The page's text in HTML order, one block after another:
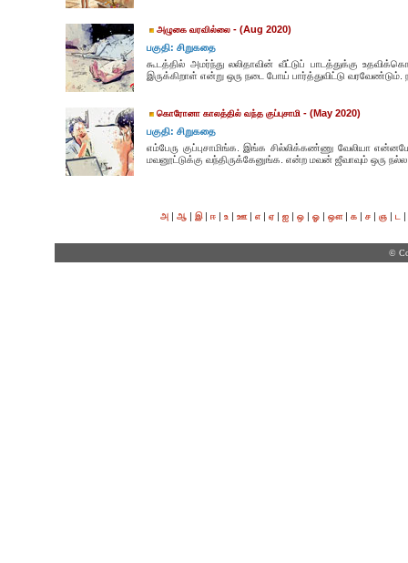
அழுகை வரவில்லை - (Aug 2020)
பகுதி: சிறுகதை
கூடத்தில் அமர்ந்து லலிதாவின் வீட்டுப் பாடத்துக்கு
இருக்கிறாள் என்று ஒரு நடை போய் பார்த்துவிட்டு
கொரோனா காலத்தில் வந்த குப்புசாமி - (May 2020)
பகுதி: சிறுகதை
எம்பேரு குப்புசாமிங்க. இங்க சில்லிக்கண்ணு வேலியா
மவனூட்டுக்கு வந்திருக்கேனுங்க. என்ற மவன் ஜீவாவும் ஒரு
அ | ஆ | இ| ஈ | உ | ஊ | எ | ஏ | ஐ | ஒ | ஓ | ஔ| க | ச | ஞ | ட |
©